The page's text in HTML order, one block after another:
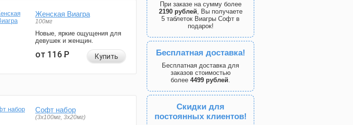
Женская Виагра
100мг
Новые, яркие ощущения для
девушек и женщин.
от 116Р Купить
Софт набор
(3x100мг, 3x20мг)
При заказе на сумму более
2190 рублей, Вы получаете
5 таблеток Виагры Софт в
подарок!
Бесплатная доставка!
Бесплатная доставка для
заказов стоимостью
более 4499 рублей.
Скидки для
постоянных клиентов!